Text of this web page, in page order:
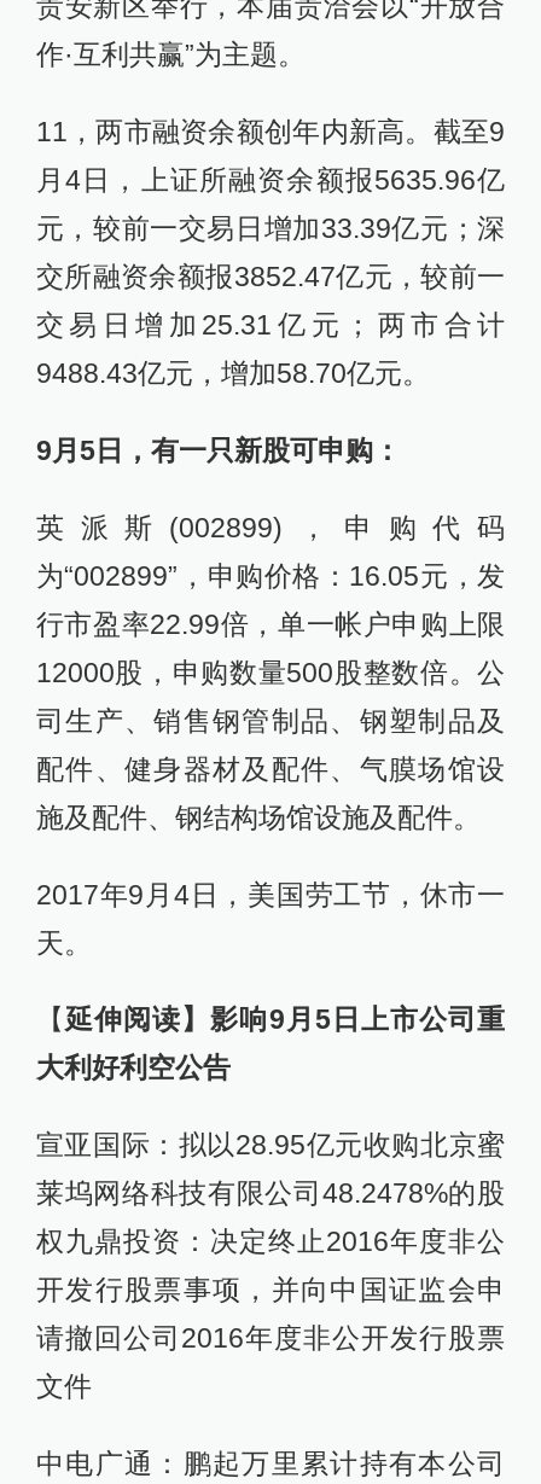
作·互利共赢”为主题。
11，两市融资余额创年内新高。截至9
月4日，上证所融资余额报5635.96亿
元，较前一交易日增加33.39亿元；深
交所融资余额报3852.47亿元，较前一
交易日增加25.31亿元；两市合计
9488.43亿元，增加58.70亿元。
9月5日，有一只新股可申购：
英派斯(002899)，申购代码
为“002899”，申购价格：16.05元，发
行市盈率22.99倍，单一帐户申购上限
12000股，申购数量500股整数倍。公
司生产、销售钢管制品、钢塑制品及
配件、健身器材及配件、气膜场馆设
施及配件、钢结构场馆设施及配件。
2017年9月4日，美国劳工节，休市一
天。
【 延伸阅读】影响9月5日上市公司重
大利好利空公告
宣亚国际：拟以28.95亿元收购北京蜜
莱坞网络科技有限公司48.2478%的股
权九鼎投资：决定终止2016年度非公
开发行股票事项，并向中国证监会申
请撤回公司2016年度非公开发行股票
文件
中电广通：鹏起万里累计持有本公司